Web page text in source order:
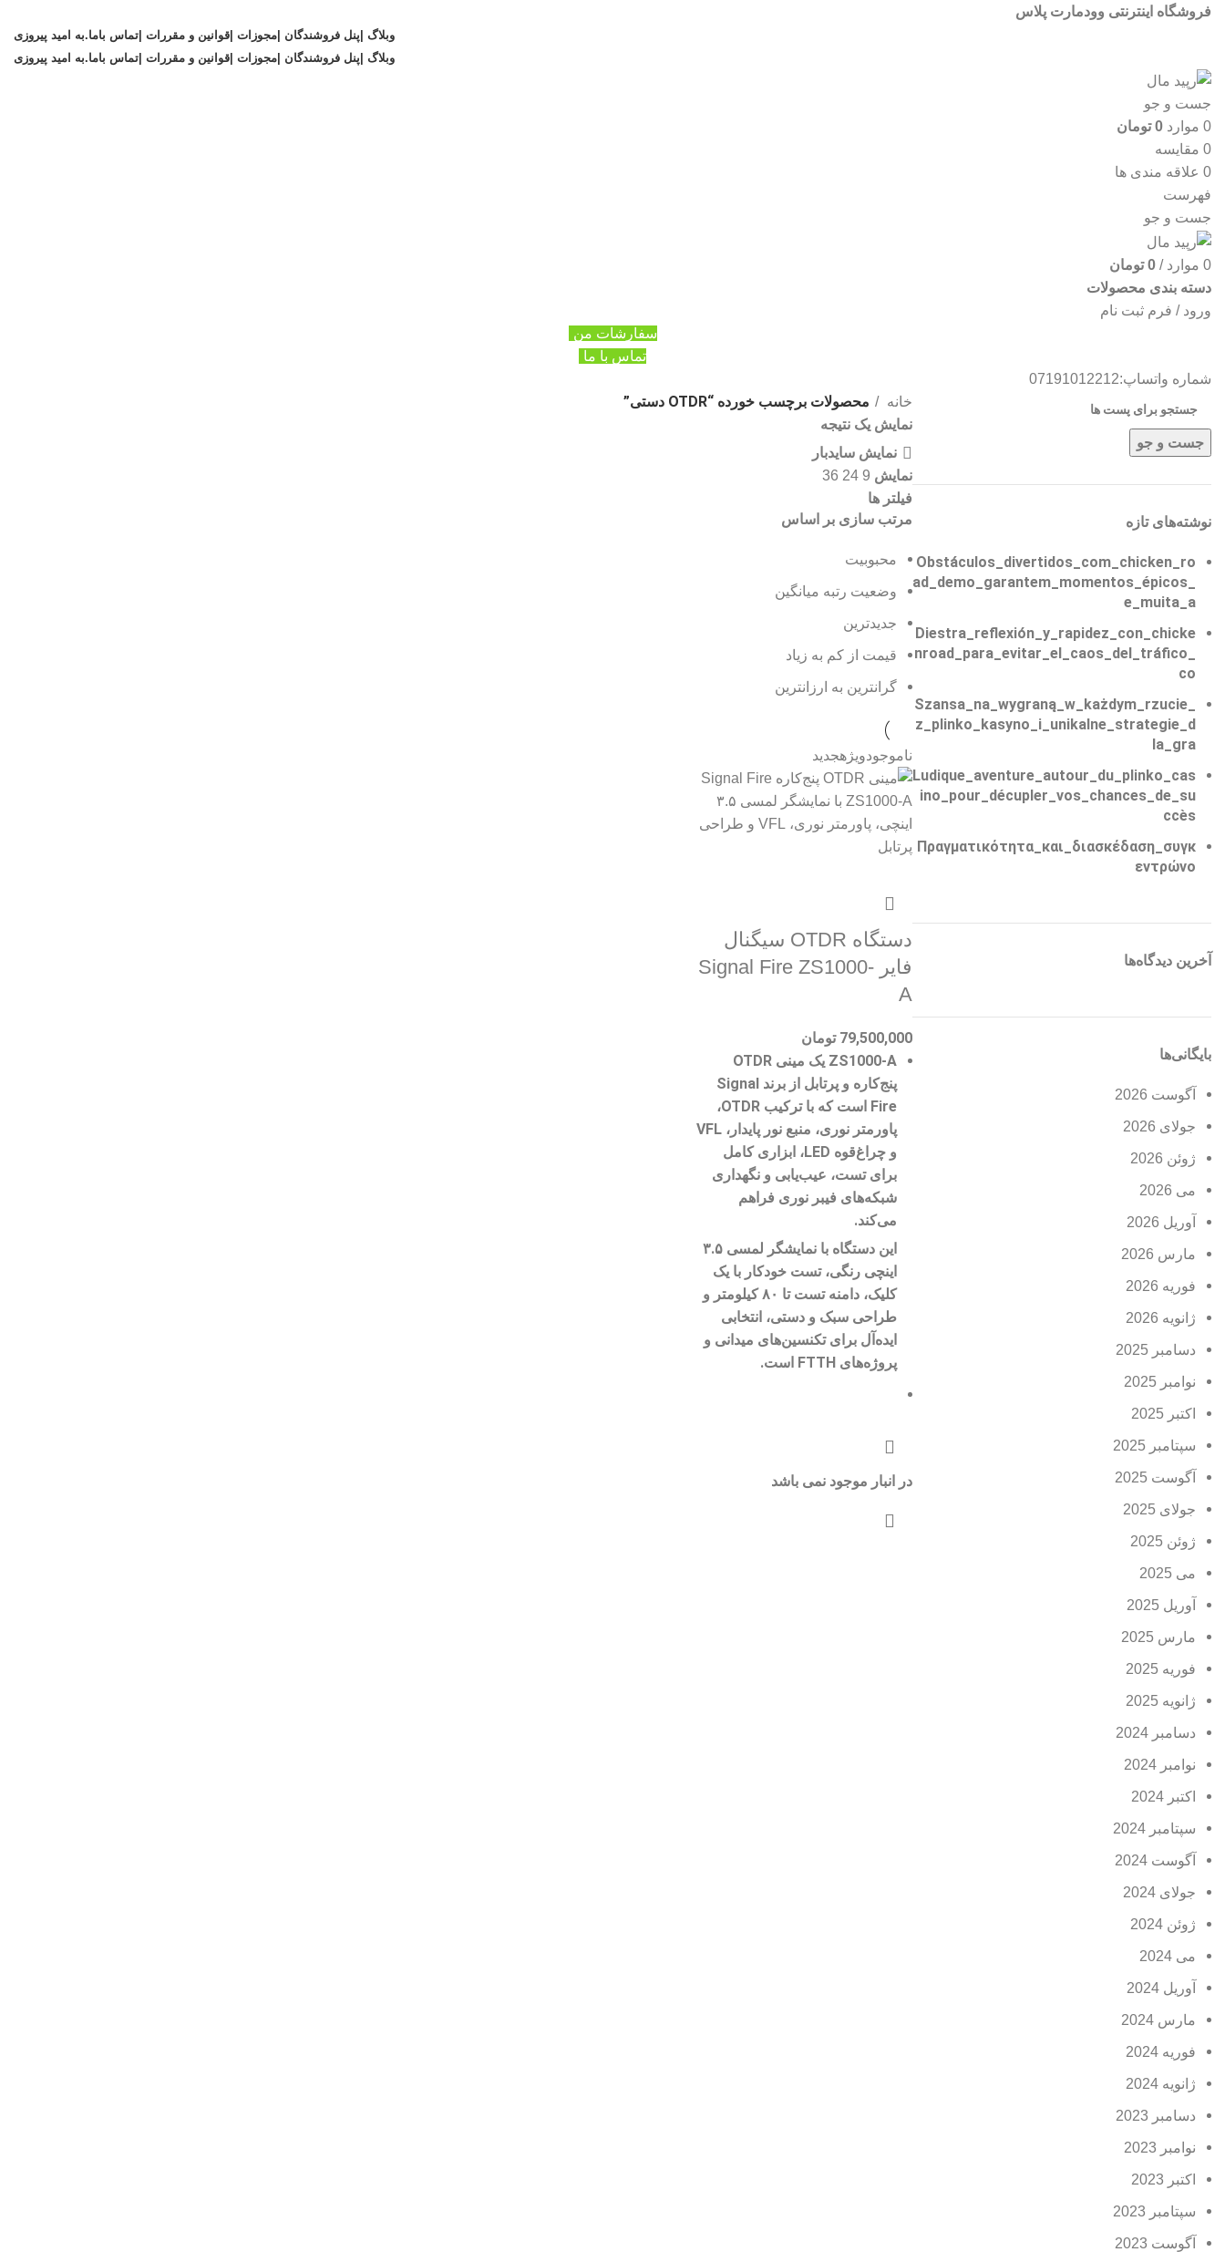
فروشگاه اینترنتی وودمارت پلاس
وبلاگ | پنل فروشندگان | مجوزات | قوانین و مقررات | تماس باما.به امید پیروزی
وبلاگ | پنل فروشندگان | مجوزات | قوانین و مقررات | تماس باما.به امید پیروزی
جست و جو
0 موارد 0 تومان
0 مقایسه
0 علاقه مندی ها
فهرست
جست و جو
0 موارد /
0 تومان
دسته بندی محصولات
ورود / فرم ثبت نام
سفارشات من
تماس با ما
شماره واتساپ:07191012212
جست و جو
نوشته‌های تازه
Obstáculos_divertidos_com_chicken_ro
ad_demo_garantem_momentos_épicos_
e_muita_a
Diestra_reflexión_y_rapidez_con_chicke
nroad_para_evitar_el_caos_del_tráfico_
co
Szansa_na_wygraną_w_każdym_rzucie_
z_plinko_kasyno_i_unikalne_strategie_d
la_gra
Ludique_aventure_autour_du_plinko_cas
ino_pour_décupler_vos_chances_de_su
ccès
Πραγματικότητα_και_διασκέδαση_συγκ
εντρώνο
آخرین دیدگاه‌ها
بایگانی‌ها
آگوست 2026
جولای 2026
ژوئن 2026
می 2026
آوریل 2026
مارس 2026
فوریه 2026
ژانویه 2026
دسامبر 2025
نوامبر 2025
اکتبر 2025
سپتامبر 2025
آگوست 2025
جولای 2025
ژوئن 2025
می 2025
آوریل 2025
مارس 2025
فوریه 2025
ژانویه 2025
دسامبر 2024
نوامبر 2024
اکتبر 2024
سپتامبر 2024
آگوست 2024
جولای 2024
ژوئن 2024
می 2024
آوریل 2024
مارس 2024
فوریه 2024
ژانویه 2024
دسامبر 2023
نوامبر 2023
اکتبر 2023
سپتامبر 2023
آگوست 2023
خانه
محصولات برچسب خورده “OTDR دستی”
نمایش یک نتیجه
نمایش سایدبار
نمایش 9
24
36
فیلتر ها
مرتب سازی بر اساس
محبوبیت
وضعیت رتبه میانگین
جدیدترین
قیمت از کم به زیاد
گرانترین به ارزانترین
ناموجودویژهجدید
دستگاه OTDR سیگنال
فایر Signal Fire ZS1000-
A
79,500,000 تومان
ZS1000‑A یک
مینی OTDR
پنج‌کاره و پرتابل
از برند Signal
Fire است که با ترکیب
OTDR،
پاورمتر نوری، منبع نور پایدار، VFL
و چراغ‌قوه LED
، ابزاری کامل
برایتست، عیب‌یابی و نگهداری
شبکه‌های فیبر نوری فراهم
می‌کند.
این دستگاه با
نمایشگر لمسی ۳.۵
اینچی رنگی،تست خودکار با یک
کلیک،دامنه تست تا ۸۰ کیلومتر
و
طراحی سبک و دستی، انتخابی
ایده‌آل برایتکنسین‌های میدانی و
پروژه‌های FTTH
است.
در انبار موجود نمی باشد